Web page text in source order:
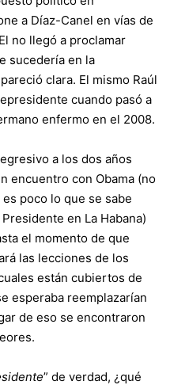
a Díaz-Canel en vías de
no llegó a proclamar
sucedería en la
clara. El mismo Raúl
cuando pasó a
enfermo en el 2008.
a los dos años
encuentro con Obama (no
poco lo que se sabe
en La Habana)
el momento de que
las lecciones de los
están cubiertos de
esperaba reemplazarían
de eso se encontraron
” de verdad, ¿qué